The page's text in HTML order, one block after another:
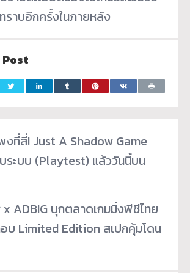
ราบอีกครั้งในภายหลัง
Post
งที่สี่! Just A Shadow Game
ระบบ (Playtest) แล้ววันนี้บน
ADBIG บุกตลาดเกมมิ่งพีซีไทย
บ Limited Edition สเปกคุ้มโดน